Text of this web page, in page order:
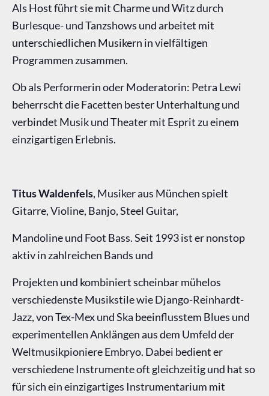
Als Host führt sie mit Charme und Witz durch
Burlesque- und Tanzshows und arbeitet mit
unterschiedlichen Musikern in vielfältigen
Programmen zusammen.
Ob als Performerin oder Moderatorin: Petra Lewi
beherrscht die Facetten bester Unterhaltung und
verbindet Musik und Theater mit Esprit zu einem
einzigartigen Erlebnis.
Titus Waldenfels, Musiker aus München spielt
Gitarre, Violine, Banjo, Steel Guitar,
Mandoline und Foot Bass. Seit 1993 ist er nonstop
aktiv in zahlreichen Bands und
Projekten und kombiniert scheinbar mühelos
verschiedenste Musikstile wie Django-Reinhardt-
Jazz, von Tex-Mex und Ska beeinflusstem Blues und
experimentellen Anklängen aus dem Umfeld der
Weltmusikpioniere Embryo. Dabei bedient er
verschiedene Instrumente oft gleichzeitig und hat so
für sich ein einzigartiges Instrumentarium mit